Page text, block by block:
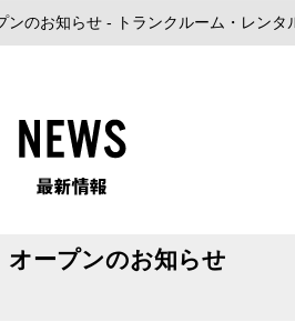
ンのお知らせ - トランクルーム・レンタ
オープンのお知らせ